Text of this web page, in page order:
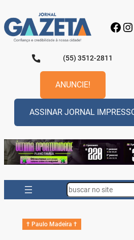
para
o
conteúdo
(55) 3512-2811
ANUNCIE!
ASSINAR JORNAL
Search
† Paulo Madeira †